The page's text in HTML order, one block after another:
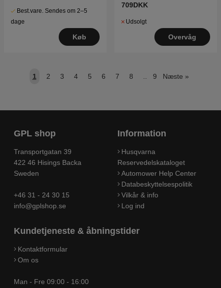
Best.vare. Sendes om 2–5
dage
Køb
709DKK
Udsolgt
Overvåg
1 2 3 4 5 6 7 8 9 Næste »
GPL shop
Transportgatan 39
422 46 Hisings Backa
Sweden
+46 31 - 24 30 15
info@gplshop.se
Information
Husqvarna
Reservedelskataloget
Automower Help Center
Databeskyttelsespolitik
Vilkår & info
Log ind
Kundetjeneste & åbningstider
Kontaktformular
Om os
Man - Fre 09:00 - 16:00